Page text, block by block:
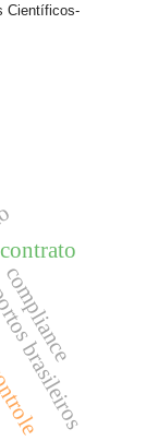
Científicos-
compliance
contrato